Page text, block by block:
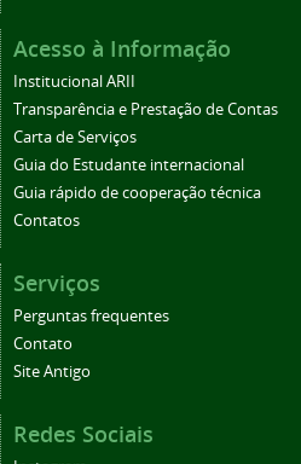
Acesso à Informação
Institucional ARII
Transparência e Prestação de Contas
Carta de Serviços
Guia do Estudante internacional
Guia rápido de cooperação técnica
Contatos
Serviços
Perguntas frequentes
Contato
Site Antigo
Redes Sociais